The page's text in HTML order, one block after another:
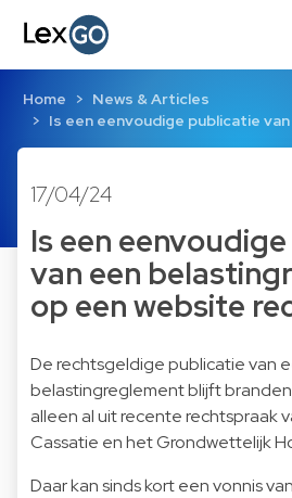
Home
News & Articles
Is een eenvoudige publicatie
17/04/24
Is een
van een
op een website
De rechtsgeldige publicatie van
belastingreglement blijft
alleen al uit recente rechtspraak
Cassatie en het Grondwettelijk
Daar kan sinds kort een vonnis